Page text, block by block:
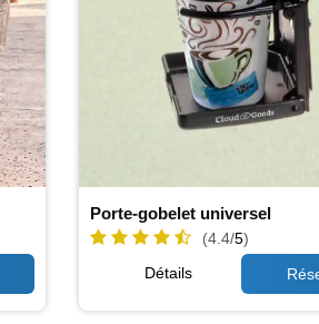
Porte-gobelet universel
(4.4/5)
Détails